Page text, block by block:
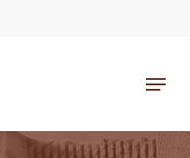
Menu
Menu